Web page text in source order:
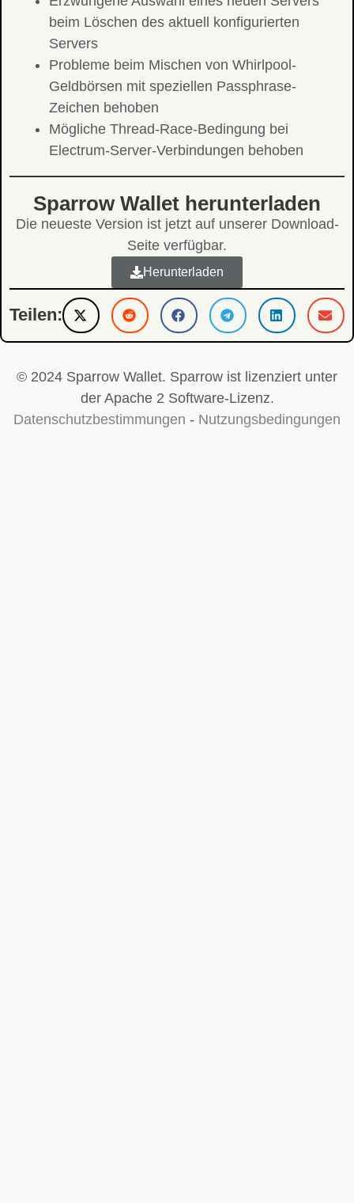
beim Löschen des aktuell konfigurierten
Servers
Probleme beim Mischen von Whirlpool-
Geldbörsen mit speziellen Passphrase-
Zeichen behoben
Mögliche Thread-Race-Bedingung bei
Electrum-Server-Verbindungen behoben
Sparrow Wallet herunterladen
Die neueste Version ist jetzt auf unserer Download-
Seite verfügbar.
Herunterladen
Teilen:
© 2024 Sparrow Wallet. Sparrow ist lizenziert unter
der Apache 2 Software-Lizenz.
Datenschutzbestimmungen - Nutzungsbedingungen